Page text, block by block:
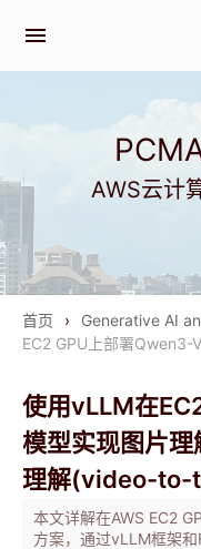
menu
AWS云计
首页 › Generative AI
EC2 GPU上部署Qwen3-
使用vLLM在
模型实现图片
理解(video-to-
本文详解在AWS EC2
方案，通过vLLM框架